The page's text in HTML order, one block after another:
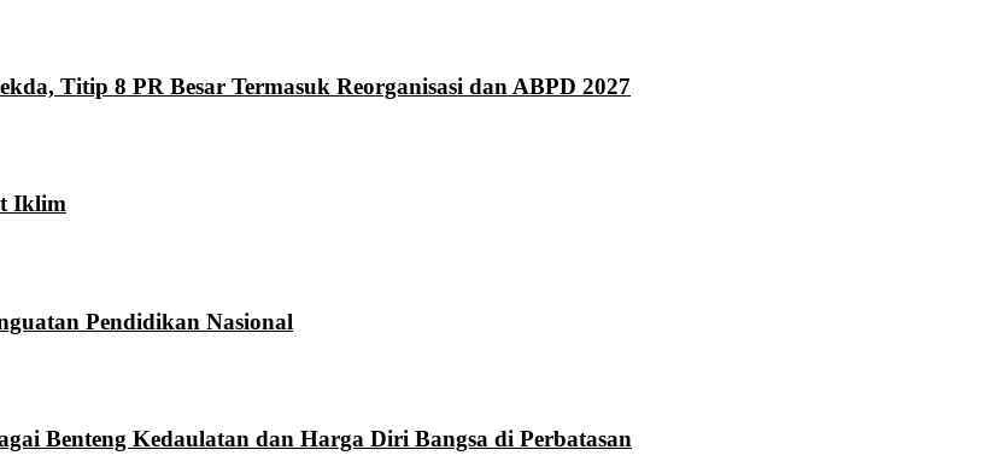
Titip 8 PR Besar Termasuk Reorganisasi dan ABPD 2027
Iklim
Pendidikan Nasional
Benteng Kedaulatan dan Harga Diri Bangsa di Perbatasan